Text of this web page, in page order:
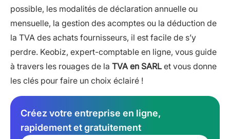
possible, les modalités de déclaration annuelle ou
mensuelle, la gestion des acomptes ou la déduction de
la TVA des achats fournisseurs, il est facile de s’y
perdre. Keobiz, expert-comptable en ligne, vous guide
à travers les rouages de la TVA en SARL et vous donne
les clés pour faire un choix éclairé !
Créez votre entreprise en ligne,
rapidement et gratuitement